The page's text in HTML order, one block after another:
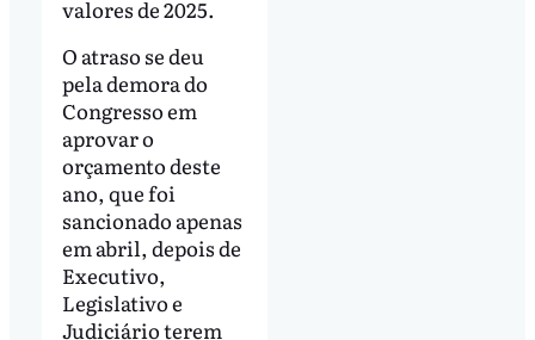
valores de 2025.
O atraso se deu
pela demora do
Congresso em
aprovar o
orçamento deste
ano, que foi
sancionado apenas
em abril, depois de
Executivo,
Legislativo e
Judiciário terem